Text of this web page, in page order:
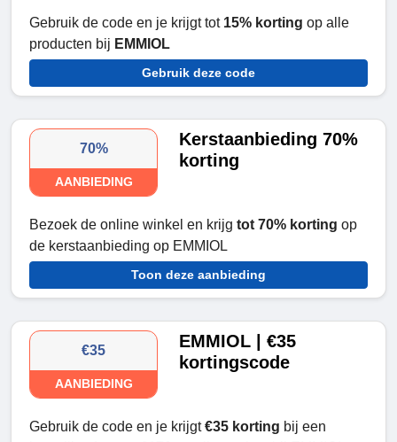
Gebruik de code en je krijgt tot 15% korting op alle
producten bij EMMIOL
Gebruik deze code
70%
AANBIEDING
Kerstaanbieding 70%
korting
Bezoek de online winkel en krijg tot 70% korting op
de kerstaanbieding op EMMIOL
Toon deze aanbieding
€35
AANBIEDING
EMMIOL | €35
kortingscode
Gebruik de code en je krijgt€35 korting bij een